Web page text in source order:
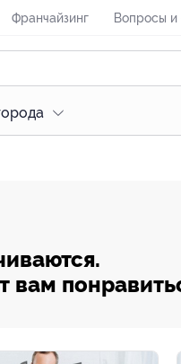
Франчайзинг Вопросы и
вам